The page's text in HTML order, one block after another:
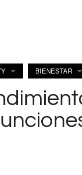
BIENESTAR